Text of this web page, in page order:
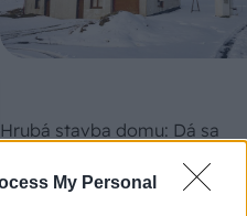
My Personal
Hrubá stavba domu: Dá sa